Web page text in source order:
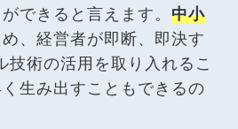
できると言えます。 中小
め、経営者が即断、即決す
術の活用を取り入れるこ
生み出すこともできるの